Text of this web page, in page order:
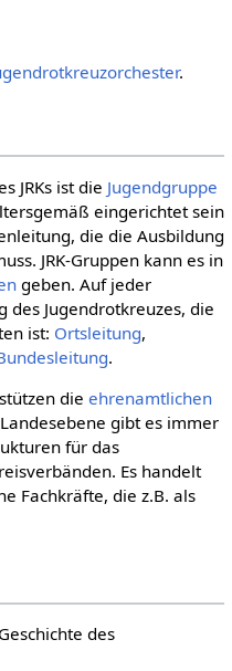
.
JRKs ist die Jugendgruppe
eingerichtet sein
die die Ausbildung
JRK-Gruppen kann es in
geben. Auf jeder
des Jugendrotkreuzes, die
ist: Ortsleitung,
.
die ehren­amtlichen
gibt es immer
für das
Es handelt
Fachkräfte, die z.B. als
des